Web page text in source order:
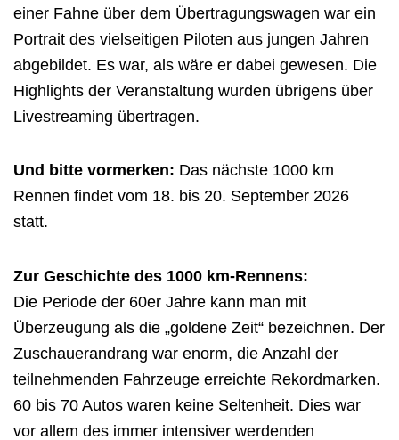
einer Fahne über dem Übertragungswagen war ein
Portrait des vielseitigen Piloten aus jungen Jahren
abgebildet. Es war, als wäre er dabei gewesen. Die
Highlights der Veranstaltung wurden übrigens über
Livestreaming übertragen.
Und bitte vormerken: Das nächste 1000 km
Rennen findet vom 18. bis 20. September 2026
Zur Geschichte des 1000 km-Rennens:
Die Periode der 60er Jahre kann man mit
Überzeugung als die „goldene Zeit“ bezeichnen. Der
Zuschauerandrang war enorm, die Anzahl der
teilnehmenden Fahrzeuge erreichte Rekordmarken.
60 bis 70 Autos waren keine Seltenheit. Dies war
vor allem des immer intensiver werdenden